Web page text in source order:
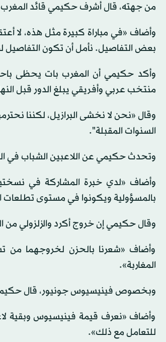
من جهته، قال أشرف حكيمي قائد المغرب
وأضاف «في مباراة كبيرة مثل هذه، لا
بعض التفاصيل. نأمل أن تكون التفاصيل
منتخب عربي وأفريقي يبلغ الدور قبل
وقال «نحن لا نخشى البرازيل، لكننا
السنوات المقبلة".
وتحدث حكيمي عن اللاعبين الشباب في
وأضاف «لدي خبرة المشاركة في
بالمسؤولية ويكونوا في مستوى تطلعات
وقال حكيمي إن خروج أكرد والزلزولي من
وأضاف «شعرنا بالحزن لخروجهما من
المغاربة».
وبخصوص فينيسيوس جونيور، قال حكيمي
وأضاف «نعرف قيمة فينيسيوس وبقية
للتعامل مع ذلك».